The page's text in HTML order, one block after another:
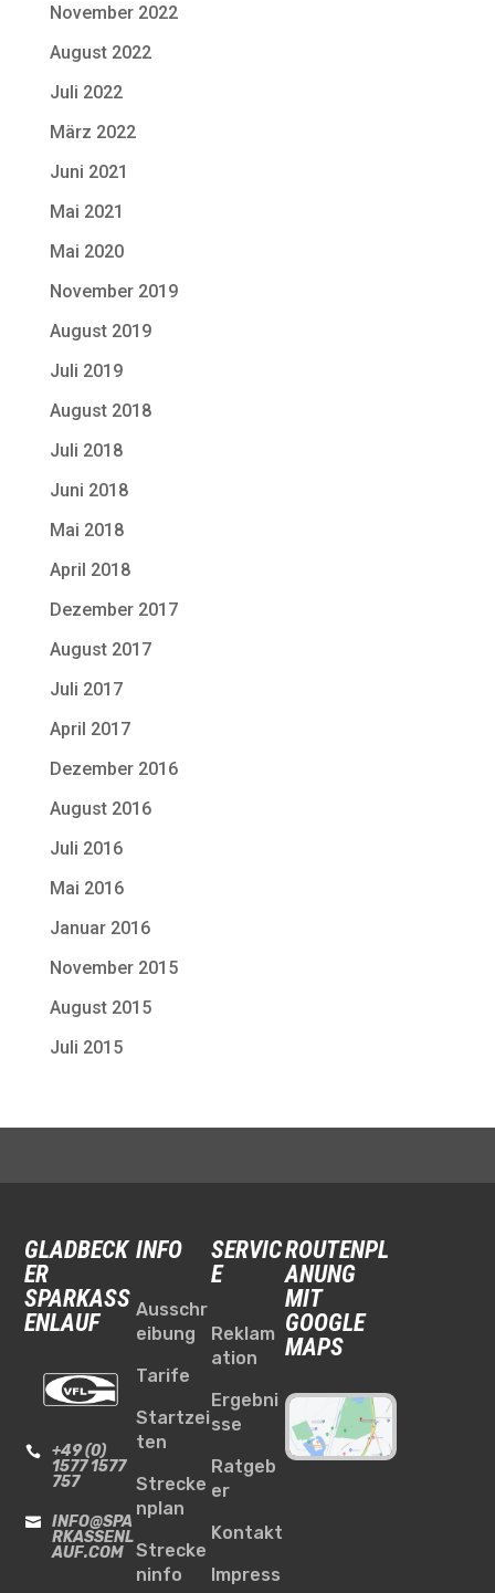
November 2022
August 2022
Juli 2022
März 2022
Juni 2021
Mai 2021
Mai 2020
November 2019
August 2019
Juli 2019
August 2018
Juli 2018
Juni 2018
Mai 2018
April 2018
Dezember 2017
August 2017
Juli 2017
April 2017
Dezember 2016
August 2016
Juli 2016
Mai 2016
Januar 2016
November 2015
August 2015
Juli 2015
GLADBECK
ER
SPARKASS
ENLAUF

+49 (0)
1577 1577
757

INFO@SPA
RKASSENL
AUF.COM
INFO
Ausschr
eibung
Tarife
Startzei
ten
Strecke
nplan
Strecke
ninfo
SERVIC
E
Reklam
ation
Ergebni
sse
Ratgeb
er
Kontakt
Impress
ROUTENPL
ANUNG
MIT
GOOGLE
MAPS